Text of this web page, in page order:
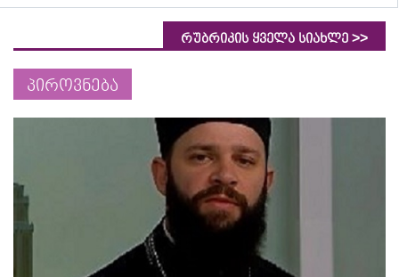
რუბრიკის ყველა სიახლე >>
პიროვნება